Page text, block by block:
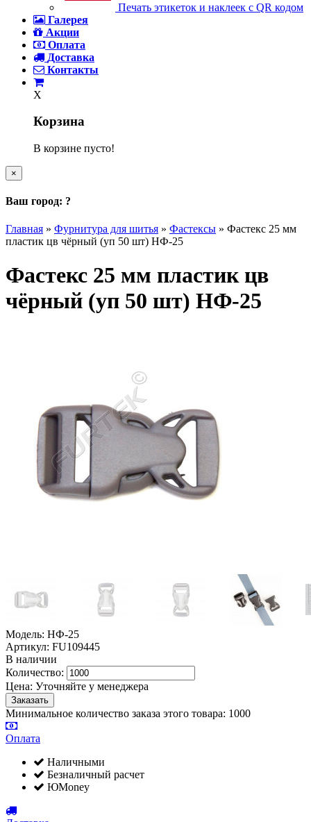
Печать этикеток и наклеек с QR кодом
Галерея
Акции
Оплата
Доставка
Контакты
X
Корзина
В корзине пусто!
×
Ваш город: ?
Главная » Фурнитура для шитья » Фастексы » Фастекс 25 мм
пластик цв чёрный (уп 50 шт) НФ-25
Фастекс 25 мм пластик цв
чёрный (уп 50 шт) НФ-25
Модель: НФ-25
Артикул: FU109445
В наличии
Количество:
Цена: Уточняйте у менеджера
Минимальное количество заказа этого товара: 1000
Оплата
Наличными
Безналичный расчет
ЮMoney